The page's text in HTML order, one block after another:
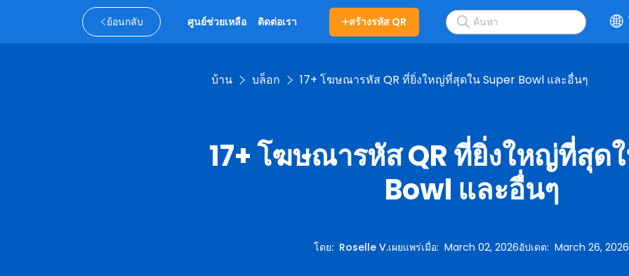
ย้อนกลับ ศูนย์ช่วยเหลือ ติดต่อเรา สร้างรหัส QR
บ้าน บล็อก 17+ โฆษณารหัส QR ที่ยิ่งใหญ่ที่สุดใน Super Bowl และอื่นๆ
17+ โฆษณารหัส QR ที่ยิ่งใหญ่ที่สุด
Bowl และอื่นๆ
โดย: Roselle V.เผยแพร่เมื่อ:March 02, 2026อัปเดต:March 26, 2026